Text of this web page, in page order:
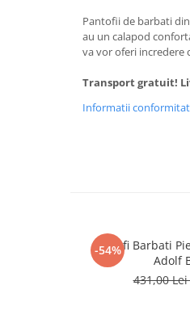
Pantofii de barbati
au un calapod
va vor oferi incredere
Transport gratuit!
Informatii
-54%
Pantofi Barbati
Adolf
431,00 Lei